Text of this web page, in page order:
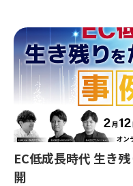
EC低成長時代 生き
開